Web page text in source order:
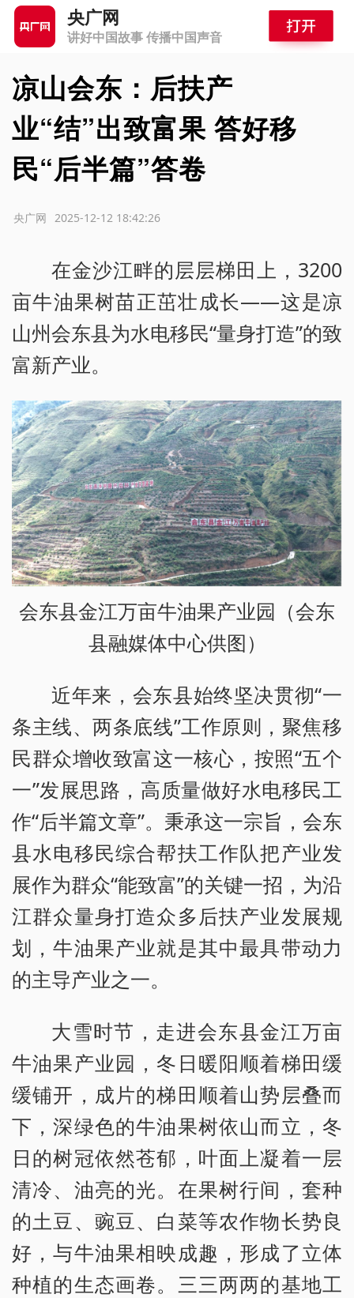
央广网
讲好中国故事 传播中国声音
凉山会东：后扶产
业“结”出致富果 答好移
民“后半篇”答卷
2025-12-12 18:42:26
央广网
在金沙江畔的层层梯田上，3200
亩牛油果树苗正茁壮成长——这是凉
山州会东县为水电移民“量身打造”的致
富新产业。
会东县金江万亩牛油果产业园（会东
县融媒体中心供图）
近年来，会东县始终坚决贯彻“一
条主线、两条底线”工作原则，聚焦移
民群众增收致富这一核心，按照“五个
一”发展思路，高质量做好水电移民工
作“后半篇文章”。秉承这一宗旨，会东
县水电移民综合帮扶工作队把产业发
展作为群众“能致富”的关键一招，为沿
江群众量身打造众多后扶产业发展规
划，牛油果产业就是其中最具带动力
的主导产业之一。
大雪时节，走进会东县金江万亩
牛油果产业园，冬日暖阳顺着梯田缓
缓铺开，成片的梯田顺着山势层叠而
下，深绿色的牛油果树依山而立，冬
日的树冠依然苍郁，叶面上凝着一层
清冷、油亮的光。在果树行间，套种
的土豆、豌豆、白菜等农作物长势良
好，与牛油果相映成趣，形成了立体
种植的生态画卷。三三两两的基地工